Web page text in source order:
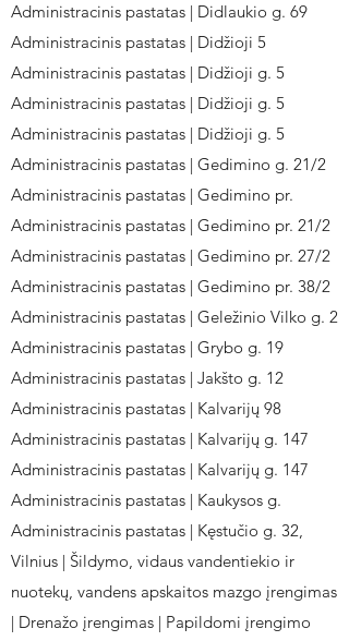
Administracinis pastatas | Didlaukio g. 69
Administracinis pastatas | Didžioji 5
Administracinis pastatas | Didžioji g. 5
Administracinis pastatas | Didžioji g. 5
Administracinis pastatas | Didžioji g. 5
Administracinis pastatas | Gedimino g. 21/2
Administracinis pastatas | Gedimino pr.
Administracinis pastatas | Gedimino pr. 21/2
Administracinis pastatas | Gedimino pr. 27/2
Administracinis pastatas | Gedimino pr. 38/2
Administracinis pastatas | Geležinio Vilko g. 2
Administracinis pastatas | Grybo g. 19
Administracinis pastatas | Jakšto g. 12
Administracinis pastatas | Kalvarijų 98
Administracinis pastatas | Kalvarijų g. 147
Administracinis pastatas | Kalvarijų g. 147
Administracinis pastatas | Kaukysos g.
Administracinis pastatas | Kęstučio g. 32,
Vilnius | Šildymo, vidaus vandentiekio ir
nuotekų, vandens apskaitos mazgo įrengimas
| Drenažo įrengimas | Papildomi įrengimo